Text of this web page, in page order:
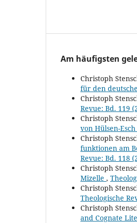
Am häufigsten
Christoph
für den
Christoph
Revue: Bd. 119
Christoph
von Hülsen-Esch
Christoph
funktionen am
Revue: Bd. 118
Christoph
Mizelle ,
Christoph
Theologische
Christoph
and Cognate